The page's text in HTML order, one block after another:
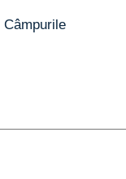
Câmpurile